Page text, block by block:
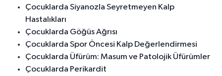
Çocuklarda Siyanozla Seyretmeyen Kalp
Hastalıkları
Çocuklarda Göğüs Ağrısı
Çocuklarda Spor Öncesi Kalp Değerlendirmesi
Çocuklarda Üfürüm: Masum ve Patolojik Üfürümler
Çocuklarda Perikardit